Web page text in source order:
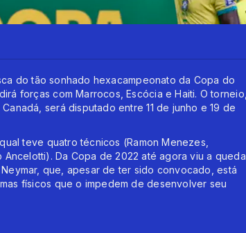
do tão sonhado hexacampeonato da Copa do
forças com Marrocos, Escócia e Haiti. O torneio,
será disputado entre 11 de junho e 19 de
teve quatro técnicos (Ramon Menezes,
Da Copa de 2022 até agora viu a queda
que, apesar de ter sido convocado, está
físicos que o impedem de desenvolver seu